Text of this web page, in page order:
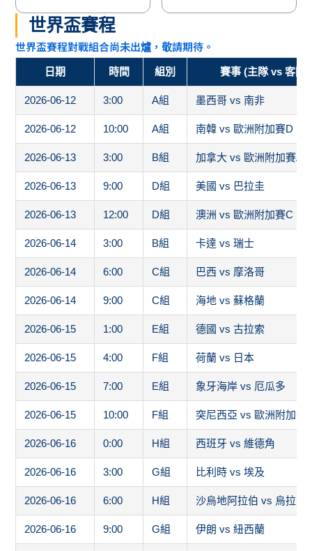
世界盃賽程
世界盃賽程對戰組合尚未出爐，敬請期待。
日期 時間 組別 賽事 (主隊 vs 客隊)
2026-06-12 3:00 A組 墨西哥 vs 南非
2026-06-12 10:00 A組 南韓 vs 歐洲附加賽D
2026-06-13 3:00 B組 加拿大 vs 歐洲附加賽A
2026-06-13 9:00 D組 美國 vs 巴拉圭
2026-06-13 12:00 D組 澳洲 vs 歐洲附加賽C
2026-06-14 3:00 B組 卡達 vs 瑞士
2026-06-14 6:00 C組 巴西 vs 摩洛哥
2026-06-14 9:00 C組 海地 vs 蘇格蘭
2026-06-15 1:00 E組 德國 vs 古拉索
2026-06-15 4:00 F組 荷蘭 vs 日本
2026-06-15 7:00 E組 象牙海岸 vs 厄瓜多
2026-06-15 10:00 F組 突尼西亞 vs 歐洲附加賽
2026-06-16 0:00 H組 西班牙 vs 維德角
2026-06-16 3:00 G組 比利時 vs 埃及
2026-06-16 6:00 H組 沙烏地阿拉伯 vs 烏拉圭
2026-06-16 9:00 G組 伊朗 vs 紐西蘭